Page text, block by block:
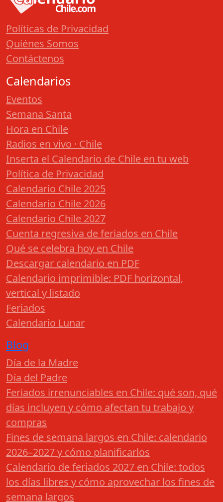
Políticas de Privacidad
Quiénes Somos
Contáctenos
Calendarios
Eventos
Semana Santa
Hora en Chile
Radios en vivo · Chile
Inserta el Calendario de Chile en tu web
Política de Privacidad
Calendario Chile 2025
Calendario Chile 2026
Calendario Chile 2027
Cuenta regresiva de feriados en Chile
Qué se celebra hoy en Chile
Descargar calendario en PDF
Calendario imprimible: PDF horizontal,
vertical y listado
Feriados
Calendario Lunar
Blog
Día de la Madre
Día del Padre
Feriados irrenunciables en Chile: qué son, qué
días incluyen y cómo afectan tu trabajo y
compras
Fines de semana largos en Chile: calendario
2026–2027 y cómo planificarlos
Calendario de feriados 2027 en Chile: todos
los días libres y cómo aprovechar los fines de
semana largos